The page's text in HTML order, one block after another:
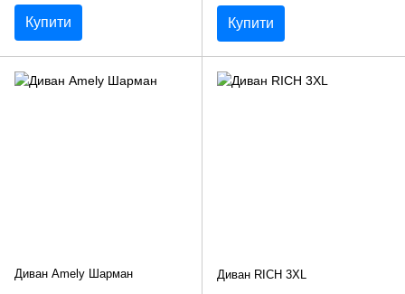
Купити Купити
Диван Amely Шарман Диван RICH 3XL